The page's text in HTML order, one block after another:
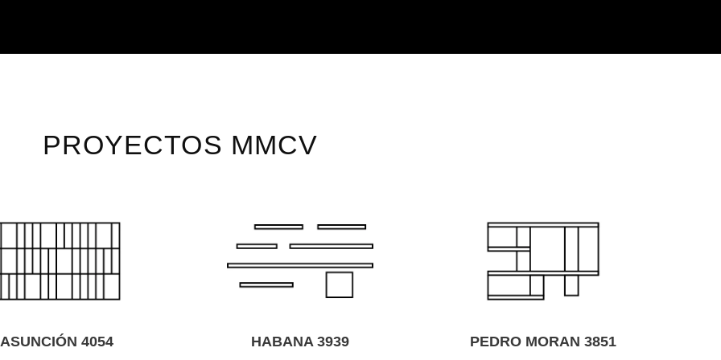
PROYECTOS MMCV
HABANA 3939 PEDRO MORAN 3851 CHILE 1790